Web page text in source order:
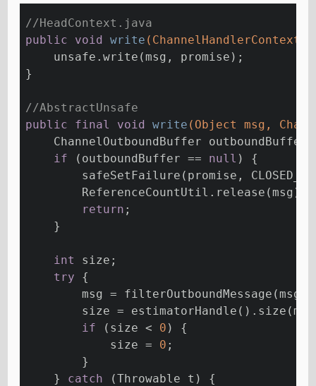
//HeadContext.java
public
void write (ChannelHandlerContext
    unsafe.write(msg, promise);
}
//AbstractUnsafe
public
final void write (Object msg,
ChannelOutboundBuffer
if (outboundBuffer == null ) {
safeSetFailure(promise,
        ReferenceCountUtil.release(msg);
return ;
    }
int
size;
try {
        msg = filterOutboundMessage(msg);
size =
if (size < 0 ) {
            size =
0 ;
        }
    }
catch (Throwable t) {